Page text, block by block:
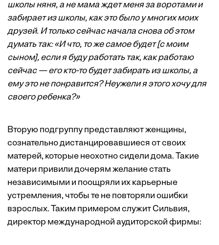
школы няня, а не мама ждет меня за воротами и
забирает из школы, как это было у многих моих
друзей. И только сейчас начала снова об этом
думать так: «И что, то же самое будет [с моим
сыном], если я буду работать так, как работаю
сейчас — его кто-то будет забирать из школы, а
ему это не понравится? Неужели я этого хочу для
своего ребенка?»
Вторую подгруппу представляют женщины,
сознательно дистанцировавшиеся от своих
матерей, которые неохотно сидели дома. Такие
матери привили дочерям желание стать
независимыми и поощряли их карьерные
устремления, чтобы те не повторяли ошибки
взрослых. Таким примером служит Сильвия,
директор международной аудиторской фирмы: